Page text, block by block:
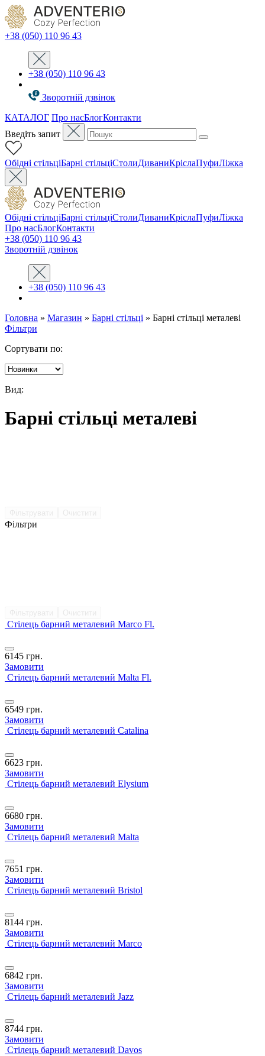
+38 (050) 110 96 43
+38 (050) 110 96 43
Зворотній дзвінок
КАТАЛОГ Про насБлогКонтакти
Введіть запит
Oбідні стільціБарні стільціСтолиДиваниКріслаПуфиЛіжка
Oбідні стільціБарні стільціСтолиДиваниКріслаПуфиЛіжка
Про насБлогКонтакти
+38 (050) 110 96 43
Зворотній дзвінок
+38 (050) 110 96 43
Головна » Магазин » Барні стільці » Барні стільці металеві
Фільтри
Сортувати по:
Вид:
Барні стільці металеві
Фільтри
Стілець барний металевий Marco Fl.
6145 грн.
Замовити
Стілець барний металевий Malta Fl.
6549 грн.
Замовити
Стілець барний металевий Catalina
6623 грн.
Замовити
Стілець барний металевий Elysium
6680 грн.
Замовити
Стілець барний металевий Malta
7651 грн.
Замовити
Стілець барний металевий Bristol
8144 грн.
Замовити
Стілець барний металевий Marco
6842 грн.
Замовити
Стілець барний металевий Jazz
8744 грн.
Замовити
Стілець барний металевий Davos